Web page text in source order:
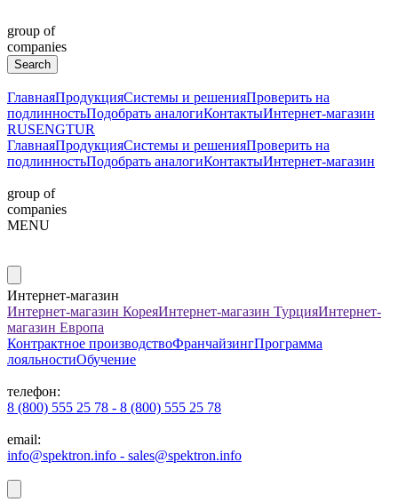
group of
companies
ГлавнаяПродукцияСистемы и решенияПроверить на
подлинностьПодобрать аналогиКонтактыИнтернет-магазин
RUSENGTUR
ГлавнаяПродукцияСистемы и решенияПроверить на
подлинностьПодобрать аналогиКонтактыИнтернет-магазин
group of
companies
MENU
Интернет-магазин
Интернет-магазин КореяИнтернет-магазин ТурцияИнтернет-
магазин Европа
Контрактное производствоФранчайзингПрограмма
лояльностиОбучение
телефон:
8 (800) 555 25 78 - 8 (800) 555 25 78
email:
info@spektron.info - sales@spektron.info